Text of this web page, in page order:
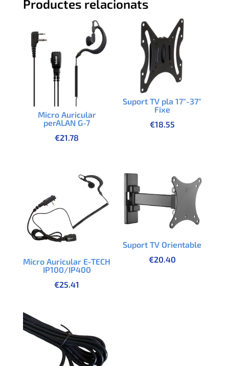
Productes relacionats
Micro Auricular
perALAN G-7
€21.78
Suport TV pla 17″-37″
Fixe
€18.55
Micro Auricular E-TECH
IP100/IP400
€25.41
Suport TV Orientable
€20.40